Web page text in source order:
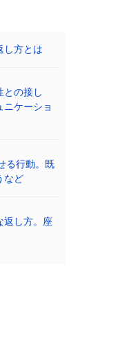
し方とは
との接し
ケーショ
る行動。既
など
返し方。座